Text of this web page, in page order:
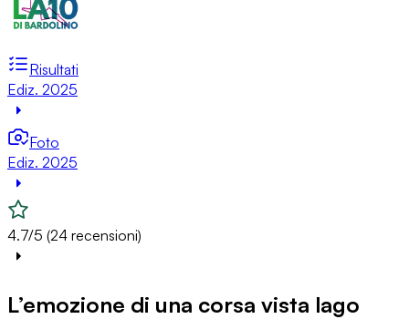
Risultati
Ediz. 2025
Foto
Ediz. 2025
4.7/5 (24 recensioni)
L’emozione di una corsa vista lago